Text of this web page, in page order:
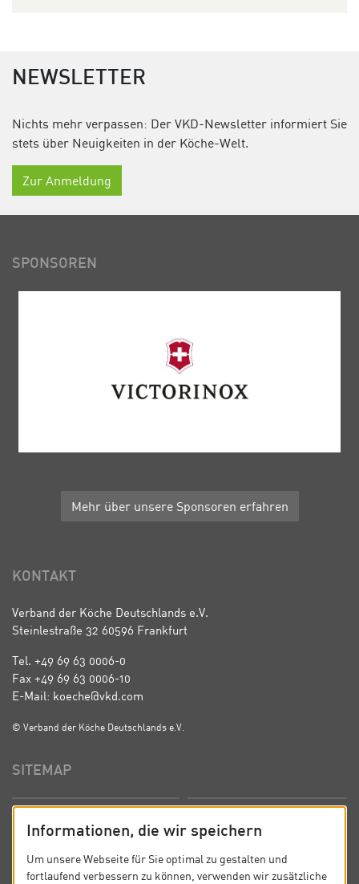
NEWSLETTER
Nichts mehr verpassen: Der VKD-Newsletter informiert Sie
stets über Neuigkeiten in der Köche-Welt.
Zur Anmeldung
SPONSOREN
Mehr über unsere Sponsoren erfahren
KONTAKT
Verband der Köche Deutschlands e.V.
Steinlestraße 32 60596 Frankfurt
Tel. +49 69 63 0006-0
Fax +49 69 63 0006-10
E-Mail: koeche@vkd.com
© Verband der Köche Deutschlands e.V.
SITEMAP
News Kontakt
Informationen, die wir speichern
Um unsere Webseite für Sie optimal zu gestalten und
fortlaufend verbessern zu können, verwenden wir zusätzliche